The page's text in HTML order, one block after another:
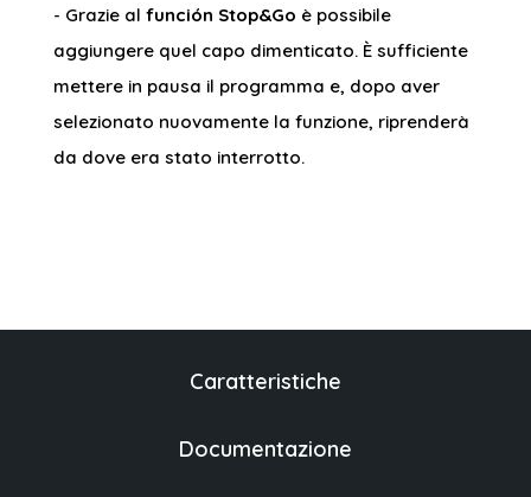
- Grazie al función Stop&Go è possibile
aggiungere quel capo dimenticato. È sufficiente
mettere in pausa il programma e, dopo aver
selezionato nuovamente la funzione, riprenderà
da dove era stato interrotto.
Caratteristiche
Documentazione